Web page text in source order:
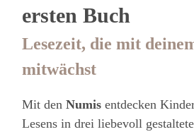
ersten Buch
Lesezeit, die mit
mitwächst
Mit denNumis entdecken
Lesens in drei liebevoll